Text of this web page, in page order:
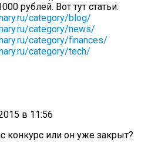
рублей. Вот тут статьи:
category/blog/
category/news/
category/finances/
category/tech/
в 11:56
конкурс или он уже закрыт?